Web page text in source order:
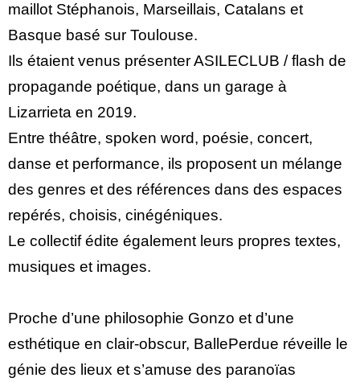
maillot Stéphanois, Marseillais, Catalans et
Basque basé sur Toulouse.
Ils étaient venus présenter ASILECLUB / flash de
propagande poétique, dans un garage à
Lizarrieta en 2019.
Entre théâtre, spoken word, poésie, concert,
danse et performance, ils proposent un mélange
des genres et des références dans des espaces
repérés, choisis, cinégéniques.
Le collectif édite également leurs propres textes,
musiques et images.
Proche d’une philosophie Gonzo et d’une
esthétique en clair-obscur, BallePerdue réveille le
génie des lieux et s’amuse des paranoïas